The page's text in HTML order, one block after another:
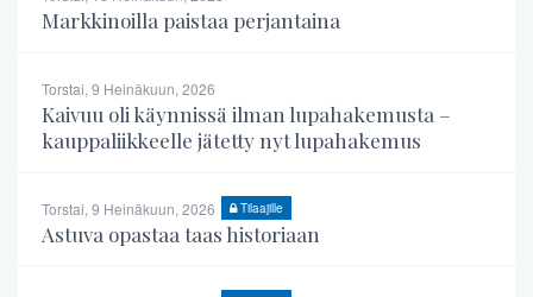
Markkinoilla paistaa perjantaina
Torstai, 9 Heinäkuun, 2026
Kaivuu oli käynnissä ilman lupahakemusta –
kauppaliikkeelle jätetty nyt lupahakemus
Torstai, 9 Heinäkuun, 2026 Tilaajille
Astuva opastaa taas historiaan